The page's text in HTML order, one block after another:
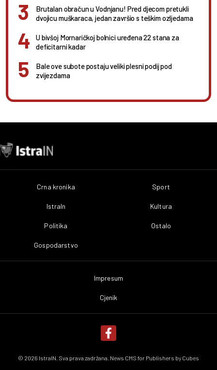
Brutalan obračun u Vodnjanu! Pred djecom pretukli
dvojicu muškaraca, jedan završio s teškim ozljedama
U bivšoj Mornaričkoj bolnici uređena 22 stana za
deficitarni kadar
Bale ove subote postaju veliki plesni podij pod
zvijezdama
Crna kronika
IstraIn
Politika
Gospodarstvo
Sport
Kultura
Ostalo
Impresum
Cjenik
© 2026 IstraIN. Sva prava zadržana. News CMS for Publishers by Cubes